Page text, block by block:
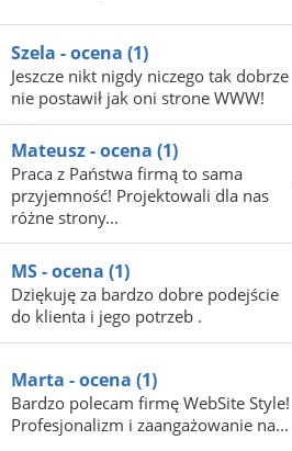
Szela - ocena (1)
Jeszcze nikt nigdy niczego tak dobrze
nie postawił jak oni strone WWW!
Mateusz - ocena (1)
Praca z Państwa firmą to sama
przyjemność! Projektowali dla nas
różne strony...
MS - ocena (1)
Dziękuję za bardzo dobre podejście
do klienta i jego potrzeb .
Marta - ocena (1)
Bardzo polecam firmę WebSite Style!
Profesjonalizm i zaangażowanie na...